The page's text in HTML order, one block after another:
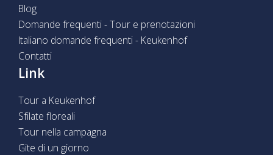
Blog
Domande frequenti - Tour e prenotazioni
Italiano domande frequenti - Keukenhof
Contatti
Link
Tour a Keukenhof
Sfilate floreali
Tour nella campagna
Gite di un giorno